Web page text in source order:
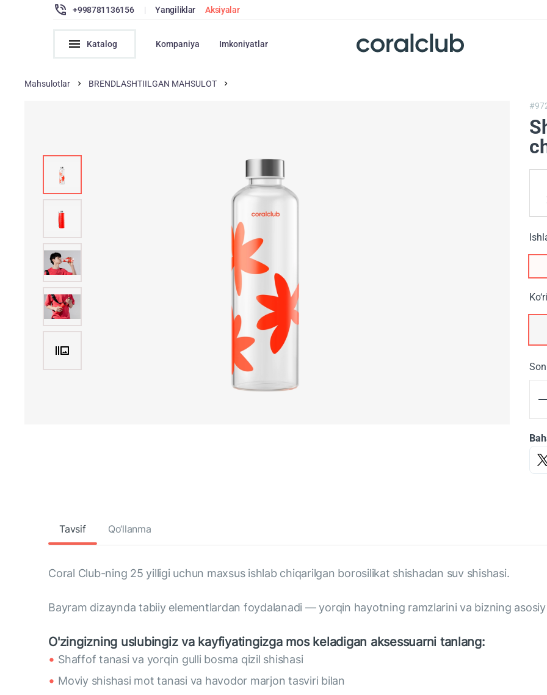
+998781136156 | Yangiliklar Aksiyalar
Katalog Kompaniya Imkoniyatlar
Mahsulotlar BRENDLASHTIILGAN MAHSULOT
Tavsif Qo‘llanma
Coral Club-ning 25 yilligi uchun maxsus ishlab chiqarilgan borosilikat shishadan suv shishasi.
Bayram dizaynda tabiiy elementlardan foydalanadi — yorqin hayotning ramzlarini va bizning
O'zingizning uslubingiz va kayfiyatingizga mos keladigan aksessuarni tanlang:
Shaffof tanasi va yorqin gulli bosma qizil shishasi
Moviy shishasi mot tanasi va havodor marjon tasviri bilan